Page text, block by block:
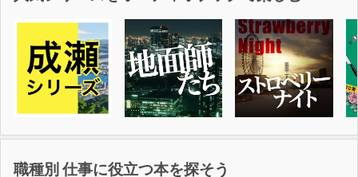
職種別 仕事に役立つ本を探そう